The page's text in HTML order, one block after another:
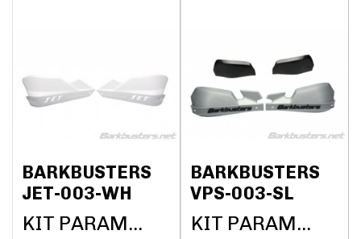
BARKBUSTERS
JET-003-WH
KIT PARAMANOS BARKBUSTERS (SIN BARRAS)
BARKBUSTERS
VPS-003-SL
KIT PARAMANOS BARKBUSTERS (SIN BARRAS)